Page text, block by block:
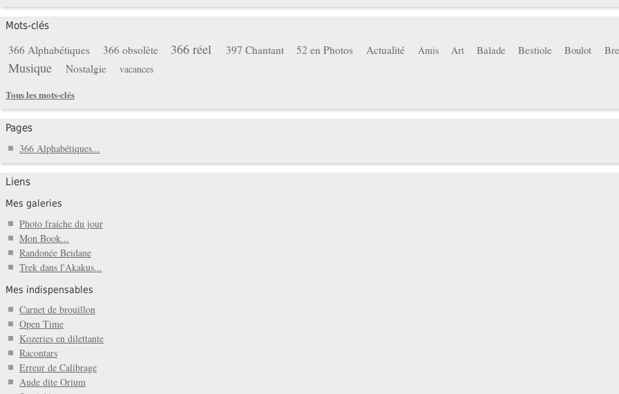
Mots-clés
366 Alphabétiques 366 obsolète 366 réel 397 Chantant 52 en Photos Actualité Amis Art Balade Bestiole Boulot
Musique Nostalgie
vacances
Tous les mots-clés
Pages
366 Alphabétiques...
Liens
Mes galeries
Photo fraiche du jour
Mon Book...
Randonée Beidane
Trek dans l'Akakus...
Mes indispensables
Carnet de brouillon
Open Time
Kozeries en dilettante
Racontars
Erreur de Calibrage
Aude dite Orium